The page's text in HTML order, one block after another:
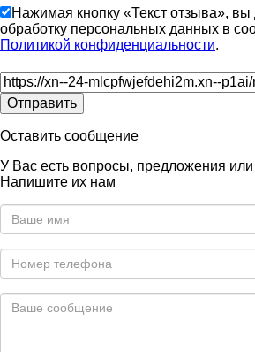
Нажимая кнопку «Текст отзыва», вы
обработку персональных данных в
Политикой конфиденциальности.
Оставить сообщение
У Вас есть вопросы, предложения
Напишите их нам